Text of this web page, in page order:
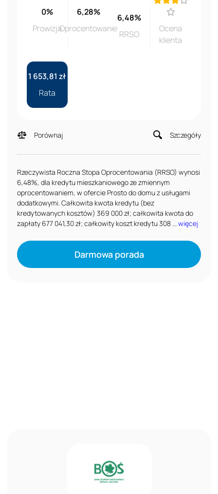
0%
Prowizja
6,28%
Oprocentowanie
6,48%
RRSO
Ocena
klienta
1 653,81 zł
Rata
Porównaj Szczegóły
Rzeczywista Roczna Stopa Oprocentowania (RRSO) wynosi
6,48%, dla kredytu mieszkaniowego ze zmiennym
oprocentowaniem, w ofercie Prosto do domu z usługami
dodatkowymi. Całkowita kwota kredytu (bez
kredytowanych kosztów) 369 000 zł; całkowita kwota do
zapłaty 677 041,30 zł; całkowity koszt kredytu 308 ...więcej
Darmowa porada